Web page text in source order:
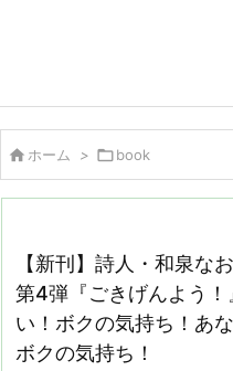
ホーム > book
【新刊】詩人・和泉な
第4弾『ごきげんよう
い！ボクの気持ち！あ
ボクの気持ち！